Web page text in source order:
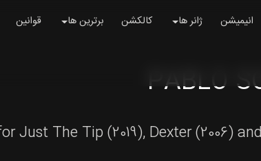
انیمیشن ژانر ها کالکشن برترین ها قوانین
PABLO
Just The Tip (2019), Dexter (2006)